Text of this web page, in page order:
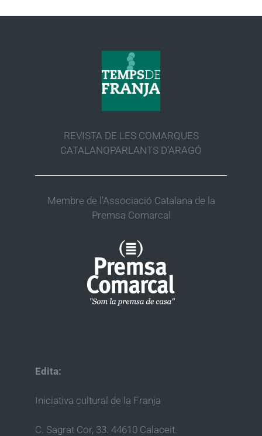
REVISTA DE LES COMARQUES
CATALANOPARLANTS D’ARAGÓ
Membre de l’Associació Catalana de la
Premsa Comarcal
Edita:
Iniciativa cultural de la Franja
C. Sagrat Cor, 33. 44610 Calaceit.